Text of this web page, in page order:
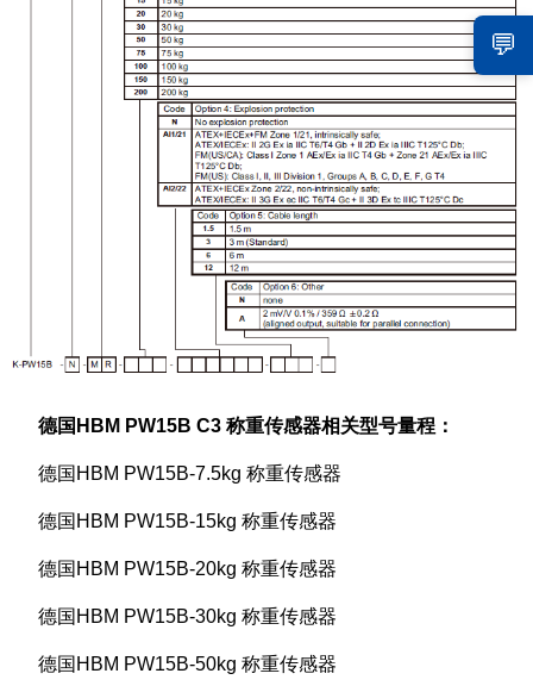
德国HBM PW15B C3 称重传感器相关型号量程：
德国HBM PW15B-7.5kg 称重传感器
德国HBM PW15B-15kg 称重传感器
德国HBM PW15B-20kg 称重传感器
德国HBM PW15B-30kg 称重传感器
德国HBM PW15B-50kg 称重传感器
💬